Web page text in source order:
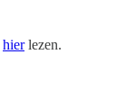
hierlezen.